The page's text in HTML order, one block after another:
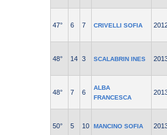
47° 6 7 CRIVELLI SOFIA
48° 14 3 SCALABRIN INES
48° 7 6
ALBA
FRANCESCA
50° 5 10 MANCINO SOFIA